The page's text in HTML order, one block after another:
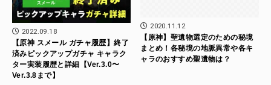
2022.09.18
【原神 スメール ガチャ履歴】終了
済みピックアップガチャ キャラク
ター実装履歴と詳細【Ver.3.0〜
Ver.3.8まで】
2020.11.12
【原神】聖遺物選定のための秘境
まとめ！各秘境の地脈異常や各キ
ャラのおすすめ聖遺物は？